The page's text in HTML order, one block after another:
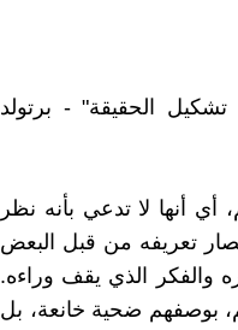
الحقيقة" - برتولد
أنها لا تدعي بأنه نظر
تعريفه من قبل البعض
والفكر الذي يقف وراءه.
بوصفهم ضحية خانعة، بل